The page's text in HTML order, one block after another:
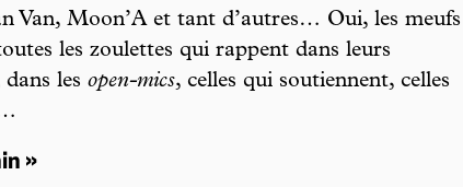
Van, Moon’A et tant d’autres… Oui, les meufs
les zoulettes qui rappent dans leurs
les open-mics, celles qui soutiennent, celles
»